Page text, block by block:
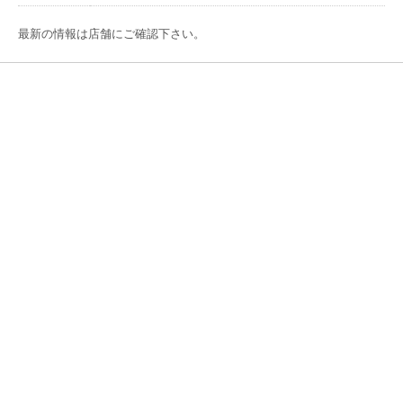
最新の情報は店舗にご確認下さい。